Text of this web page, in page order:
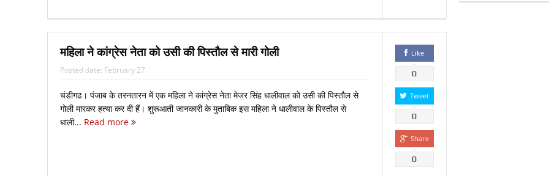
महिला ने कांग्रेस नेता को उसी की पिस्‍तौल से मारी गोली
Posted date: February 27
चंडीगढ। पंजाब के तरनतारन में एक महिला ने कांग्रेस नेता मेजर सिंह धालीवाल को उसी की पिस्‍तौल से
गोली मारकर हत्‍या कर दी हैं। शुरूआती जानकारी के मुताबिक इस महिला ने धालीवाल के पिस्‍तौल से
धाली... Read more
Like
0
Tweet
0
Share
0